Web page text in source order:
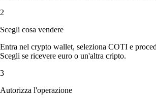
2
Scegli cosa vendere
Entra nel crypto wallet, seleziona COTI e
Scegli se ricevere euro o un'altra cripto.
3
Autorizza l'operazione